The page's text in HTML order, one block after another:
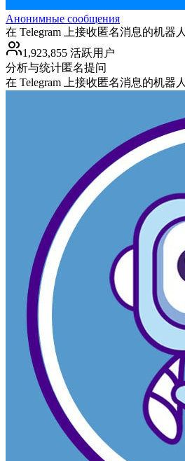
Анонимные сообщения
在 Telegram 上接收匿名消息的机器人
1,923,855 活跃用户
分析与统计匿名提问
在 Telegram 上接收匿名消息的机器人